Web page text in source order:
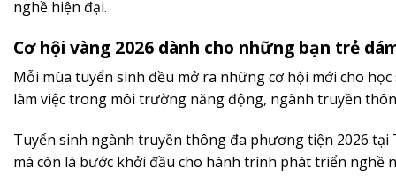
nghề hiện đại.
Cơ hội vàng 2026 dành cho những bạn trẻ
Mỗi mùa tuyển sinh đều mở ra những cơ hội mới cho
làm việc trong môi trường năng động, ngành truyền
Tuyển sinh ngành truyền thông đa phương tiện 2026
mà còn là bước khởi đầu cho hành trình phát triển